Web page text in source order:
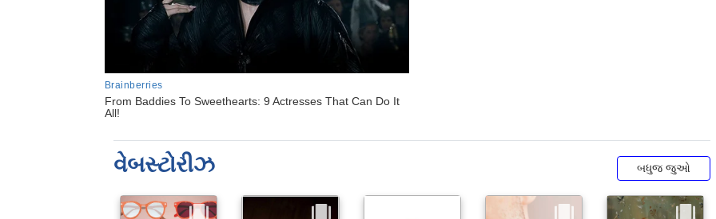
વેબસ્ટોરીઝ બધુજ જુઓ